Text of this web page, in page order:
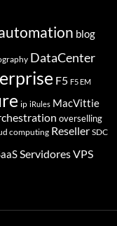
blog
DataCenter
F5 F5 EM
ip iRules MacVittie
overselling
computing Reseller SDC
Servidores VPS